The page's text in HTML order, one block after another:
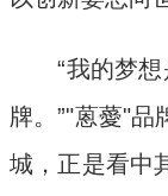
“我的梦想
牌。”"蒽薆"品
城，正是看中